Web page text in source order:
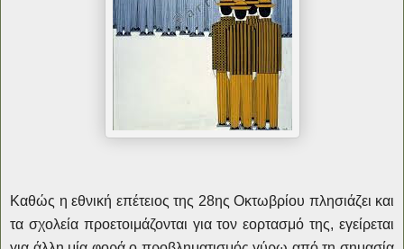
Καθώς η εθνική επέτειος της 28ης Οκτωβρίου πλησιάζει και
τα σχολεία προετοιμάζονται για τον εορτασμό της, εγείρεται